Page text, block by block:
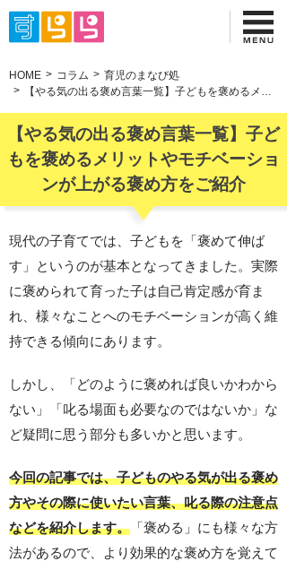
HOME コラム
育児のまなび処
【やる気の出る褒め言葉一覧】子どもを褒めるメリットやモチベーションが上がる褒め方をご紹介
【やる気の出る褒め言葉一覧】子ど
もを褒めるメリットやモチベーショ
ンが上がる褒め方をご紹介
現代の子育てでは、子どもを「褒めて伸ば
す」というのが基本となってきました。実際
に褒められて育った子は自己肯定感が育ま
れ、様々なことへのモチベーションが高く維
持できる傾向にあります。
しかし、「どのように褒めれば良いかわから
ない」「叱る場面も必要なのではないか」な
ど疑問に思う部分も多いかと思います。
今回の記事では、子どものやる気が出る褒め
方やその際に使いたい言葉、叱る際の注意点
などを紹介します。「褒める」にも様々な方
法があるので、より効果的な褒め方を覚えて